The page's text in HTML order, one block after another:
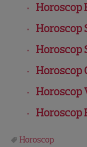
Horoscop
Horoscop
Horoscop
Horoscop
Horoscop
Horoscop
Horoscop